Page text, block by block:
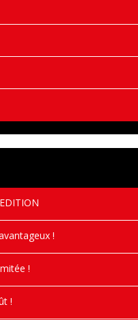
!
!
!